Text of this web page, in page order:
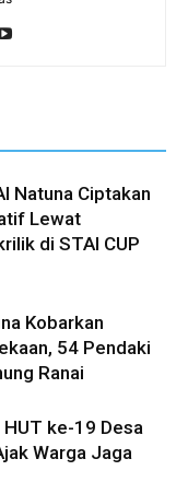
Natuna Ciptakan
Lewat
di STAI CUP
Kobarkan
54 Pendaki
Ranai
ke-19 Desa
Warga Jaga